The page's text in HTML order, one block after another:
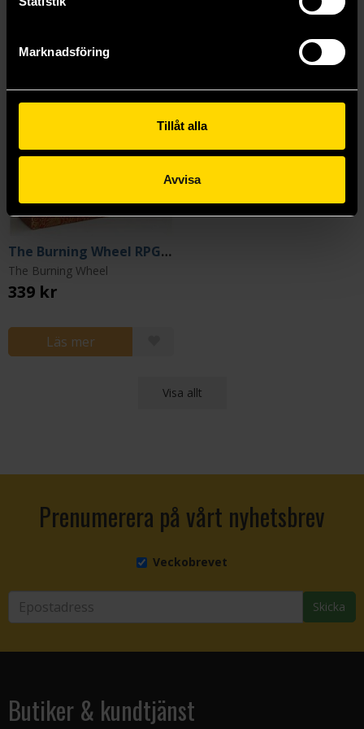
Marknadsföring
Tillåt alla
Avvisa
The Burning Wheel RPG Gold Edition REVISED
The Burning Wheel
339 kr
Läs mer
Visa allt
Prenumerera på vårt nyhetsbrev
Veckobrevet
Skicka
Butiker & kundtjänst